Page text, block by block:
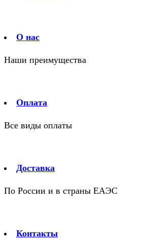
О нас
Наши преимущества
Оплата
Все виды оплаты
Доставка
По России и в страны ЕАЭС
Контакты